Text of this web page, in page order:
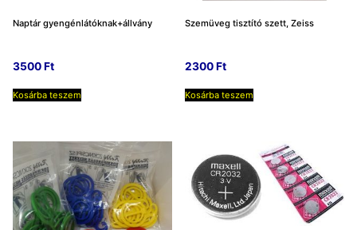
Naptár gyengénlátóknak+állvány
3500Ft
Kosárba teszem
Szemüveg tisztító szett, Zeiss
2300Ft
Kosárba teszem